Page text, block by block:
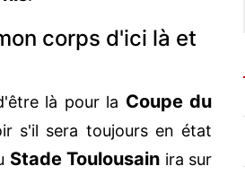
corps d'ici là et
là pour la Coupe du
s'il sera toujours en état
Stade Toulousain ira sur